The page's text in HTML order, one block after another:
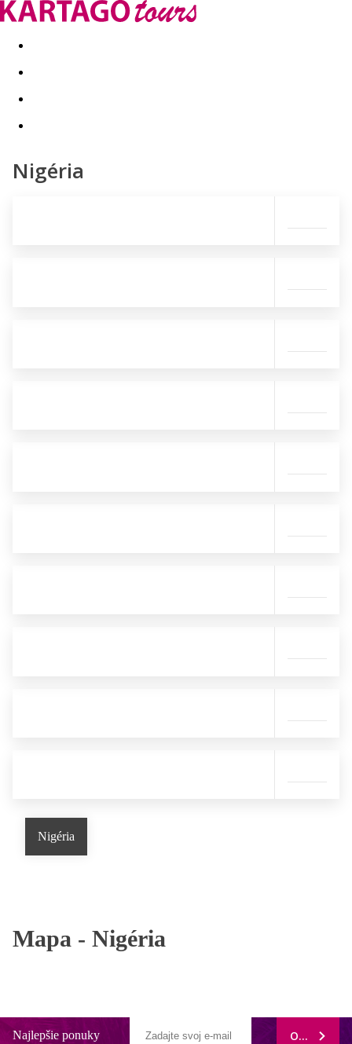
Last minute Dovolenkové kluby
Nigéria
Nigéria
Mapa - Nigéria
Najlepšie ponuky ODOBERAŤ